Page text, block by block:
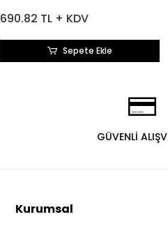
690.82 TL + KDV
Sepete Ekle
GÜVENLİ
Kurumsal